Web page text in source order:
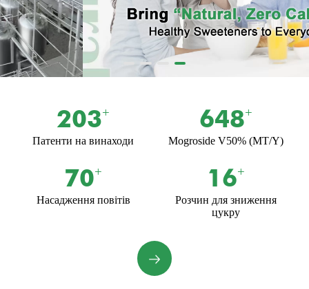
203+
Патенти на винаходи
650+
Mogroside V50% (MT/Y)
70+
Насадження повітів
16+
Розчин для зниження
цукру